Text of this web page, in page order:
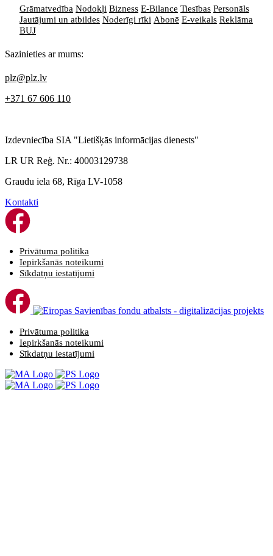
Grāmatvedība Nodokļi Bizness E-Bilance Tiesības Personāls
Jautājumi un atbildes Noderīgi rīki Abonē E-veikals Reklāma
BUJ
Sazinieties ar mums:
plz@plz.lv
+371 67 606 110
Izdevniecība SIA "Lietišķās informācijas dienests"
LR UR Reģ. Nr.: 40003129738
Graudu iela 68, Rīga LV-1058
Kontakti
Privātuma politika
Iepirkšanās noteikumi
Sīkdatņu iestatījumi
Privātuma politika
Iepirkšanās noteikumi
Sīkdatņu iestatījumi